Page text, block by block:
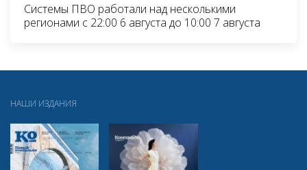
Системы ПВО работали над несколькими
регионами с 22:00 6 августа до 10:00 7 августа
НАШИ ИЗДАНИЯ